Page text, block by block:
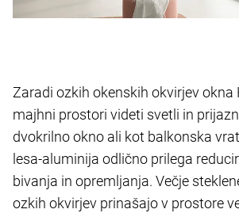
Zaradi ozkih okenskih okvirjev okna
majhni prostori videti svetli in
dvokrilno okno ali kot balkonska
lesa-aluminija odlično prilega
bivanja in opremljanja. Večje
ozkih okvirjev prinašajo v prostore